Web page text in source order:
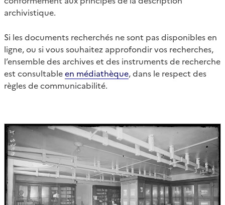
archivistique.
Si les documents recherchés ne sont pas disponibles en
ligne, ou si vous souhaitez approfondir vos recherches,
l’ensemble des archives et des instruments de recherche
est consultableen médiathèque, dans le respect des
règles de communicabilité.